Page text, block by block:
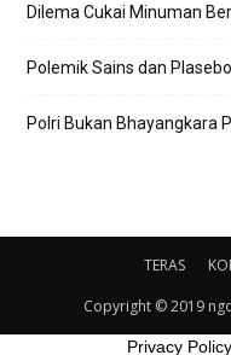
Dilema Cukai Minuman
Polemik Sains dan
Polri Bukan Bhayangkara
TERAS
Copyright © 2019
Privacy Policy